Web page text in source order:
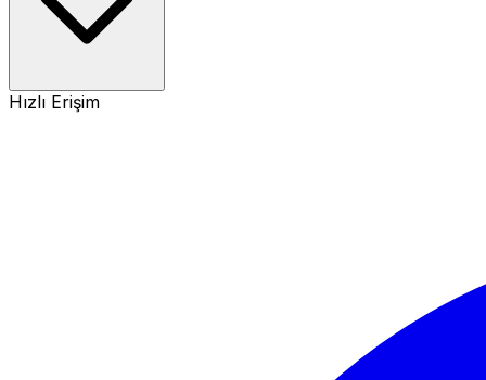
Hızlı Erişim